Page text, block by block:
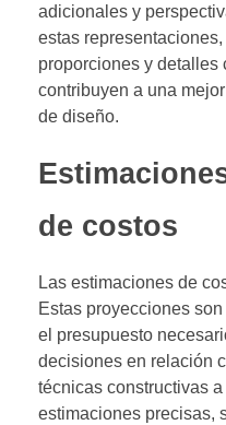
adicionales y
estas
proporciones y detalles
contribuyen a una
de diseño.
de costos
Las estimaciones de
Estas proyecciones
el presupuesto
decisiones en relación
técnicas constructivas
estimaciones precisas,